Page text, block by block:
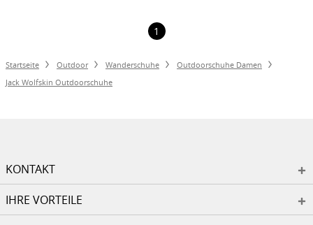
1
Startseite Outdoor Wanderschuhe
Outdoorschuhe Damen
Jack Wolfskin Outdoorschuhe
KONTAKT
IHRE VORTEILE